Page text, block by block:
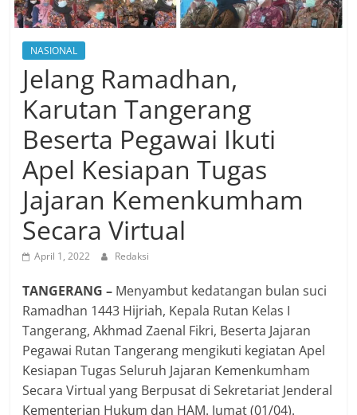
NASIONAL
Jelang Ramadhan,
Karutan Tangerang
Beserta Pegawai Ikuti
Apel Kesiapan Tugas
Jajaran Kemenkumham
Secara Virtual
April 1, 2022 Redaksi
TANGERANG – Menyambut kedatangan bulan suci
Ramadhan 1443 Hijriah, Kepala Rutan Kelas I
Tangerang, Akhmad Zaenal Fikri, Beserta Jajaran
Pegawai Rutan Tangerang mengikuti kegiatan Apel
Kesiapan Tugas Seluruh Jajaran Kemenkumham
Secara Virtual yang Berpusat di Sekretariat Jenderal
Kementerian Hukum dan HAM. Jumat (01/04).